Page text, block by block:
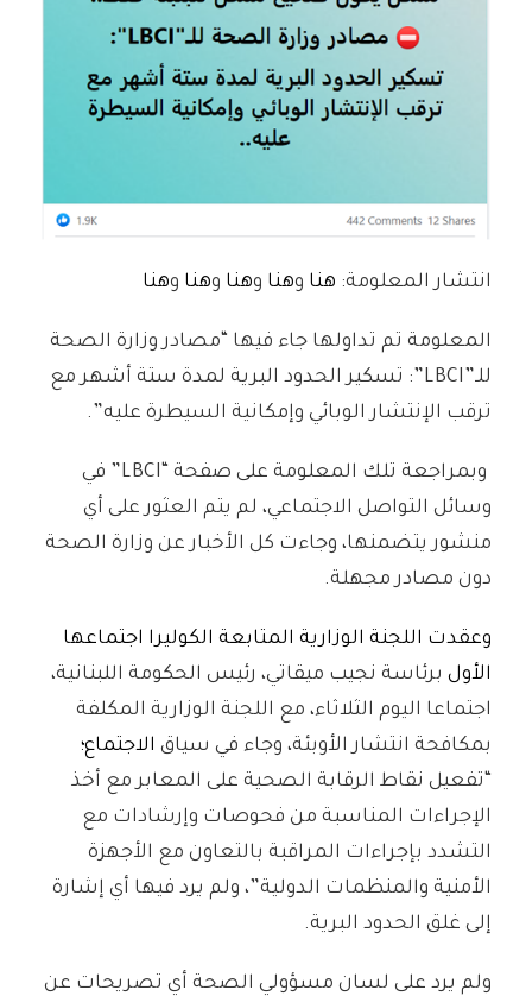
انتشار المعلومة: هنا وهنا وهنا وهنا وهنا
المعلومة تم تداولها جاء فيها “مصادر وزارة الصحة
للـ”LBCI”: تسكير الحدود البرية لمدة ستة أشهر مع
ترقب الإنتشار الوبائي وإمكانية السيطرة عليه”.
وبمراجعة تلك المعلومة على صفحة “LBCI” في
وسائل التواصل الاجتماعي، لم يتم العثور على أي
منشور يتضمنها، وجاءت كل الأخبار عن وزارة الصحة
دون مصادر مجهلة.
وعقدت اللجنة الوزارية المتابعة الكوليرا اجتماعها
الأولبرئاسة نجيب ميقاتي، رئيس الحكومة اللبنانية،
اجتماعا اليوم الثلاثاء، مع اللجنة الوزارية المكلفة
بمكافحة انتشار الأوبئة، وجاء في سياق الاجتماع؛
“تفعيل نقاط الرقابة الصحية على المعابر مع أخذ
الإجراءات المناسبة من فحوصات وإرشادات مع
التشدد بإجراءات المراقبة بالتعاون مع الأجهزة
الأمنية والمنظمات الدولية”، ولم يرد فيها أي إشارة
إلى غلق الحدود البرية.
ولم يرد على لسان مسؤولي الصحة أي تصريحات عن